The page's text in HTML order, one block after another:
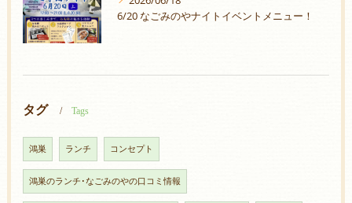
6/20 なごみのやナイトイベントメニュー！
タグ Tags
鴻巣 ランチ コンセプト
鴻巣のランチ･なごみのやの口コミ情報